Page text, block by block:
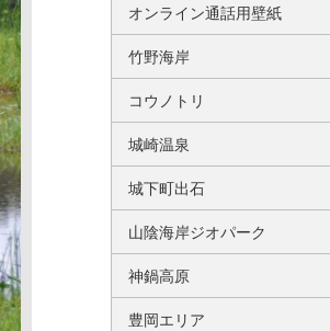
オンライン通話用壁紙
竹野海岸
コウノトリ
城崎温泉
城下町出石
山陰海岸ジオパーク
神鍋高原
豊岡エリア